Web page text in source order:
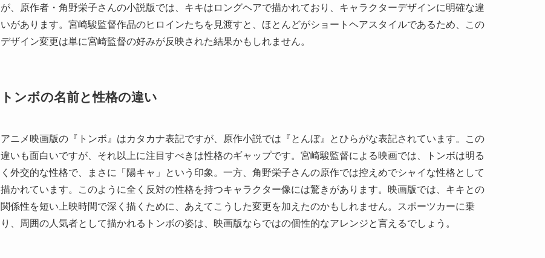
が、原作者・角野栄子さんの小説版では、キキはロングヘアで描かれており、キャラクターデザインに明確な違
いがあります。宮崎駿監督作品のヒロインたちを見渡すと、ほとんどがショートヘアスタイルであるため、この
デザイン変更は単に宮崎監督の好みが反映された結果かもしれません。
トンボの名前と性格の違い
アニメ映画版の『トンボ』はカタカナ表記ですが、原作小説では『とんぼ』とひらがな表記されています。この
違いも面白いですが、それ以上に注目すべきは性格のギャップです。宮崎駿監督による映画では、トンボは明る
く外交的な性格で、まさに「陽キャ」という印象。一方、角野栄子さんの原作では控えめでシャイな性格として
描かれています。このように全く反対の性格を持つキャラクター像には驚きがあります。映画版では、キキとの
関係性を短い上映時間で深く描くために、あえてこうした変更を加えたのかもしれません。スポーツカーに乗
り、周囲の人気者として描かれるトンボの姿は、映画版ならではの個性的なアレンジと言えるでしょう。